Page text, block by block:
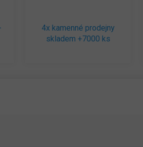
4x kamenné prodejny
skladem +7000 ks